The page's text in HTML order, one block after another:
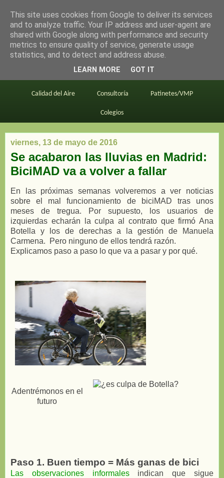
en bici por madrid
Este blog BiciMAD Primeros consejos
Calidad del Aire Consultoría Patinetes/VMP
Colegios
viernes, 13 de mayo de 2016
Se acabaron las lluvias en Madrid:
BiciMAD va a volver a fallar
En las próximas semanas volveremos a ver noticias
sobre el mal funcionamiento de biciMAD tras unos
meses de tregua. Por supuesto, los usuarios de
izquierdas echarán la culpa al contrato que firmó Ana
Botella y los de derechas a la gestión de Manuela
Carmena. Pero ninguno de ellos tendrá razón.
Explicamos paso a paso lo que va a pasar y por qué.
Adentrémonos en el
futuro
Paso 1. Buen tiempo = Más ganas de bici
Las observaciones informalesindican que sigue
This site uses cookies from Google to deliver its services
and to analyze traffic. Your IP address and user-agent are
shared with Google along with performance and security
metrics to ensure quality of service, generate usage
statistics, and to detect and address abuse.
LEARN MORE GOT IT